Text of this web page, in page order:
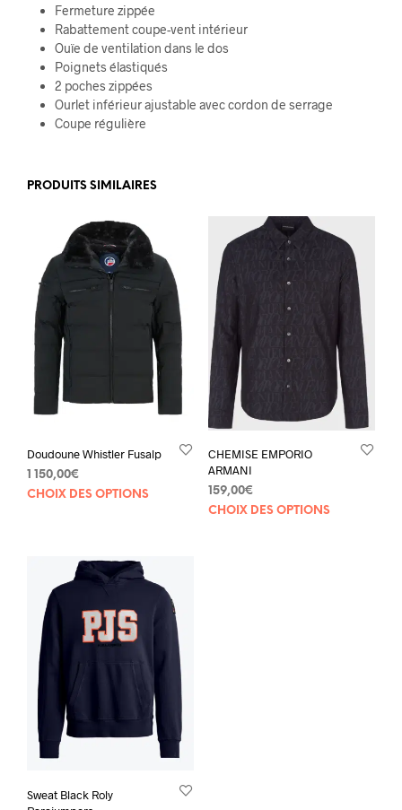
Fermeture zippée
Rabattement coupe-vent intérieur
Ouïe de ventilation dans le dos
Poignets élastiqués
2 poches zippées
Ourlet inférieur ajustable avec cordon de serrage
Coupe régulière
PRODUITS SIMILAIRES
Doudoune Whistler Fusalp
1 150,00€
CHOIX DES OPTIONS
Ce
produit
CHEMISE EMPORIO
ARMANI
159,00€
CHOIX DES OPTIONS
Sweat Black Roly